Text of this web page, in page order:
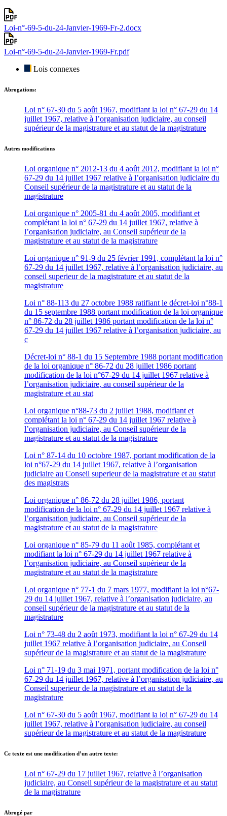
Loi-n°-69-5-du-24-Janvier-1969-Fr-2.docx
Loi-n°-69-5-du-24-Janvier-1969-Fr.pdf
Lois connexes
Abrogations:
Loi n° 67-30 du 5 août 1967, modifiant la loi n° 67-29 du 14
juillet 1967, relative à l’organisation judiciaire, au conseil
supérieur de la magistrature et au statut de la magistrature
Autres modifications
Loi organique n° 2012-13 du 4 août 2012, modifiant la loi n°
67-29 du 14 juillet 1967 relative à l’organisation judiciaire du
Conseil supérieur de la magistrature et au statut de la
magistrature
Loi organique n° 2005-81 du 4 août 2005, modifiant et
complétant la loi n° 67-29 du 14 juillet 1967, relative à
l’organisation judiciaire, au Conseil supérieur de la
magistrature et au statut de la magistrature
Loi organique n° 91-9 du 25 février 1991, complétant la loi n°
67-29 du 14 juillet 1967, relative à l’organisation judiciaire, au
conseil superieur de la magistrature et au statut de la
magistrature
Loi n° 88-113 du 27 octobre 1988 ratifiant le décret-loi n°88-1
du 15 septembre 1988 portant modification de la loi organique
n° 86-72 du 28 juillet 1986 portant modification de la loi n°
67-29 du 14 juillet 1967 relative à l’organisation judiciaire, au
c
Décret-loi n° 88-1 du 15 Septembre 1988 portant modification
de la loi organique n° 86-72 du 28 juillet 1986 portant
modification de la loi n°67-29 du 14 juillet 1967 relative à
l’organisation judiciaire, au conseil supérieur de la
magistrature et au stat
Loi organique n°88-73 du 2 juillet 1988, modifiant et
complétant la loi n° 67-29 du 14 juillet 1967 relative à
l’organisation judiciaire, au Conseil supérieur de la
magistrature et au statut de la magistrature
Loi n° 87-14 du 10 octobre 1987, portant modification de la
loi n°67-29 du 14 juillet 1967, relative à l’organisation
judiciaire au Conseil superieur de la magistrature et au statut
des magistrats
Loi organique n° 86-72 du 28 juillet 1986, portant
modification de la loi n° 67-29 du 14 juillet 1967 relative à
l’organisation judiciaire, au Conseil supérieur de la
magistrature et au statut de la magistrature
Loi organique n° 85-79 du 11 août 1985, complétant et
modifiant la loi n° 67-29 du 14 juillet 1967 relative à
l’organisation judiciaire, au Conseil supérieur de la
magistrature et au statut de la magistrature
Loi organique n° 77-1 du 7 mars 1977, modifiant la loi n°67-
29 du 14 juillet 1967, relative à l’organisation judiciaire, au
conseil supérieur de la magistrature et au statut de la
magistrature
Loi n° 73-48 du 2 août 1973, modifiant la loi n° 67-29 du 14
juillet 1967 relative à l’organisation judiciaire, au Conseil
supérieur de la magistrature et au statut de la magistrature
Loi n° 71-19 du 3 mai 1971, portant modification de la loi n°
67-29 du 14 juillet 1967, relative à l’organisation judiciaire, au
Conseil superieur de la magistrature et au statut de la
magistrature
Loi n° 67-30 du 5 août 1967, modifiant la loi n° 67-29 du 14
juillet 1967, relative à l’organisation judiciaire, au conseil
supérieur de la magistrature et au statut de la magistrature
Ce texte est une modification d’un autre texte:
Loi n° 67-29 du 17 juillet 1967, relative à l’organisation
judiciaire, au Conseil supérieur de la magistrature et au statut
de la magistrature
Abrogé par